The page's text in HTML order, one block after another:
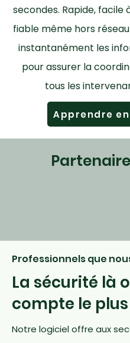
secondes. Rapide, facile
fiable même hors
instantanément les
pour assurer la
tous les
Professionnels que
La sécurité là
compte le plus
Notre logiciel offre aux